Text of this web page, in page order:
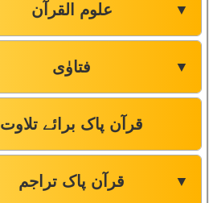
علوم القرآن ▼
فتاوٰی ▼
قرآن پاک برائے تلاوت
قرآن پاک تراجم ▼